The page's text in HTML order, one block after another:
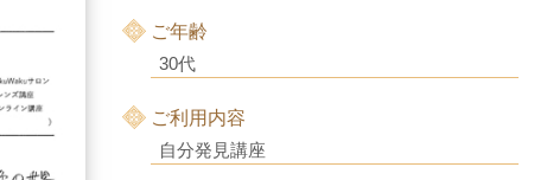
ご年齢
30代
ご利用内容
自分発見講座